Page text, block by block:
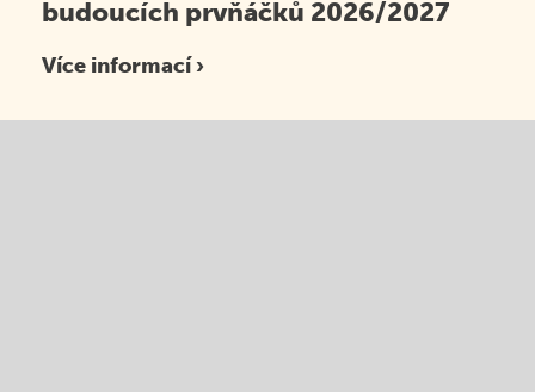
budoucích prvňáčků 2026/2027
Více informací ›